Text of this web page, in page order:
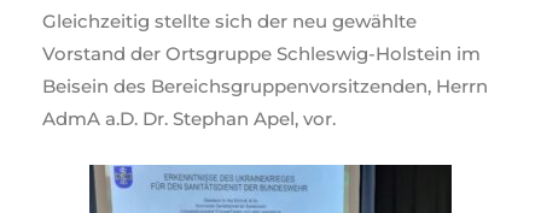
Gleichzeitig stellte sich der neu gewählte
Vorstand der Ortsgruppe Schleswig-Holstein im
Beisein des Bereichsgruppenvorsitzenden, Herrn
AdmA a.D. Dr. Stephan Apel, vor.